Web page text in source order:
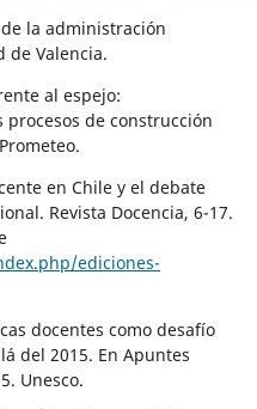
la administración
de Valencia.
al espejo:
de construcción
en Chile y el debate
Revista Docencia, 6-17.
ediciones-
docentes como desafío
del 2015. En Apuntes
Unesco.